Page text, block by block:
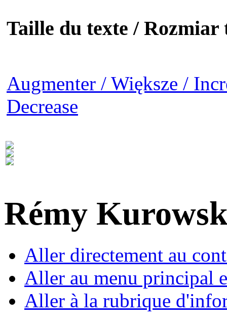
Taille du texte / Rozmiar
Augmenter / Większe /
Decrease
Rémy
Aller directement au
Aller au menu principal
Aller à la rubrique